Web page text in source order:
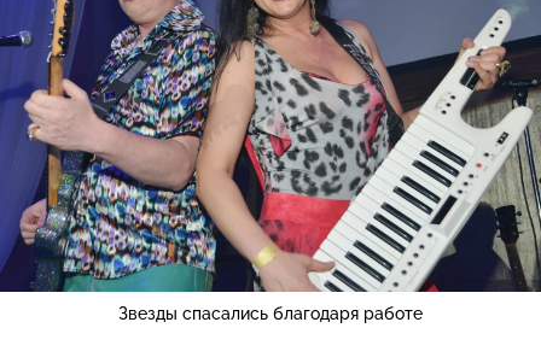
Звезды спасались благодаря работе